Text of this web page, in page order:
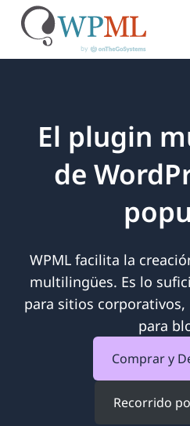
El plugin
de
WPML facilita la
multilingües. Es lo
para sitios corporativos,
para
Comprar y
Recorrido